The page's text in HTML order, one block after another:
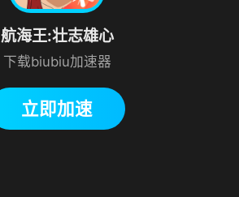
航海王:壮志雄心
下载biubiu加速器
立即加速